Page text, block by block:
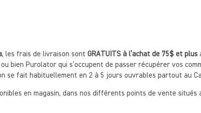
, les frais de livraison sont GRATUITS à l’achat de 75$ et plus
bien Purolator qui s’occupent de passer récupérer vos
se fait habituellement en 2 à 5 jours ouvrables partout au
en magasin, dans nos différents points de vente